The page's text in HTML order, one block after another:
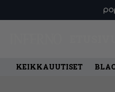
KEIKKAUUTISET